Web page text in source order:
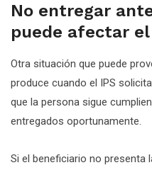
No entregar
puede afectar el
Otra situación que puede
produce cuando el IPS
que la persona sigue
entregados oportunamente.
Si el beneficiario no presenta